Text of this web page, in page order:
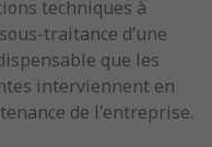
techniques à
traitance d’une
que les
interviennent en
de l'entreprise.